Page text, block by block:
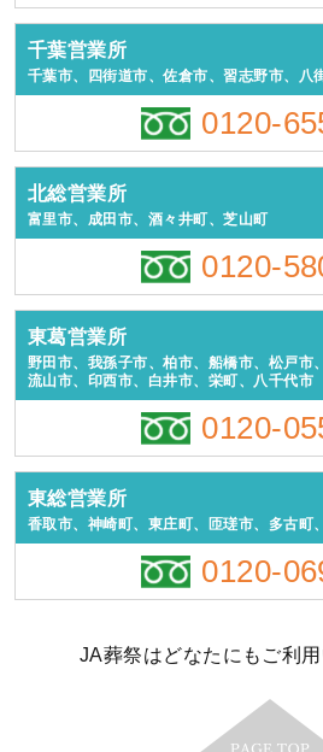
千葉営業所
千葉市、四街道市、佐倉市、習志野市、八
0120-
北総営業所
富里市、成田市、酒々井町、芝山町
0120-
東葛営業所
野田市、我孫子市、柏市、船橋市、松戸市
流山市、印西市、白井市、栄町、八千代市
0120-
東総営業所
香取市、神崎町、東庄町、匝瑳市、多古町
0120-
JA葬祭はどなたにもご利用